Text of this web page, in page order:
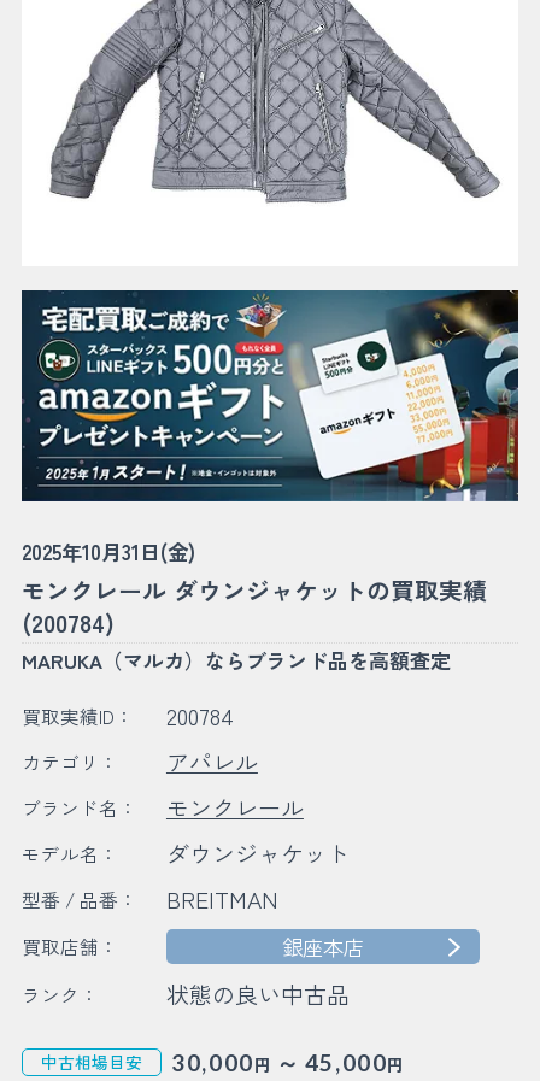
2025年10月31日(金)
モンクレール ダウンジャケットの買取実績
(200784)
MARUKA（マルカ）ならブランド品を高額査定
買取実績ID： 200784
カテゴリ： アパレル
ブランド名： モンクレール
モデル名： ダウンジャケット
型番 / 品番： BREITMAN
買取店舗： 銀座本店
ランク： 状態の良い中古品
中古相場目安 30,000円 ～ 45,000円